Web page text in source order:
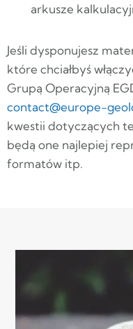
arkusze
Jeśli dysponujesz
które chciałbyś
Grupą Operacyjną
contact@europe-
kwestii dotyczących
będą one najlepiej
formatów itp.